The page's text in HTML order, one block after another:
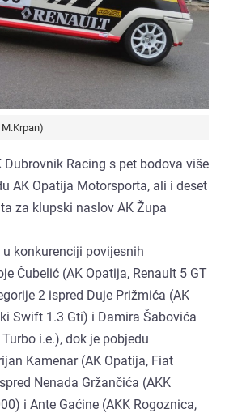
M.Krpan)
Dubrovnik Racing s pet bodova više
AK Opatija Motorsporta, ali i deset
za klupski naslov AK Župa
konkurenciji povijesnih
Čubelić (AK Opatija, Renault 5 GT
2 ispred Duje Prižmića (AK
Swift 1.3 Gti) i Damira Šabovića
i.e.), dok je pobjedu
Kamenar (AK Opatija, Fiat
Nenada Gržančića (AKK
i Ante Gaćine (AKK Rogoznica,